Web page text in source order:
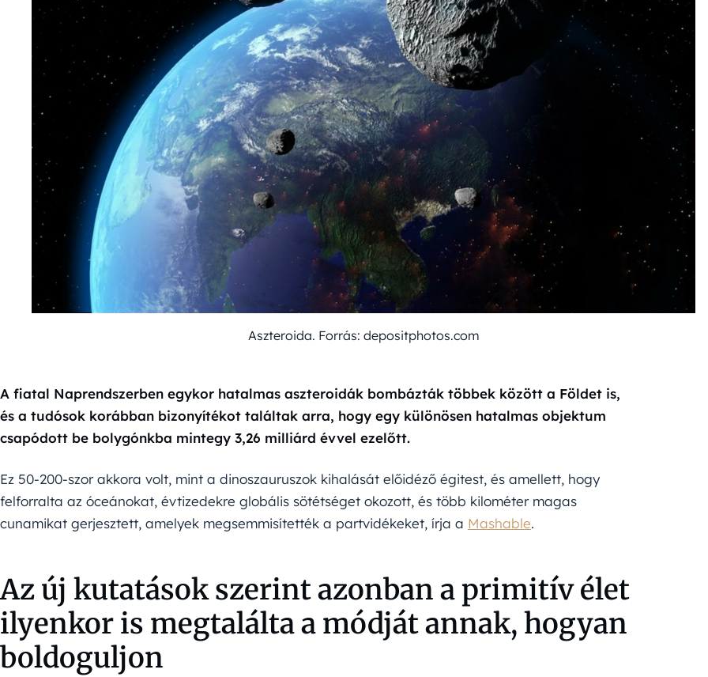
Aszteroida. Forrás: depositphotos.com
A fiatal Naprendszerben egykor hatalmas aszteroidák bombázták többek között a Földet is,
és a tudósok korábban bizonyítékot találtak arra, hogy egy különösen hatalmas objektum
csapódott be bolygónkba mintegy 3,26 milliárd évvel ezelőtt.
Ez 50-200-szor akkora volt, mint a dinoszauruszok kihalását előidéző égitest, és amellett, hogy
felforralta az óceánokat, évtizedekre globális sötétséget okozott, és több kilométer magas
cunamikat gerjesztett, amelyek megsemmisítették a partvidékeket, írja a Mashable.
Az új kutatások szerint azonban a primitív élet
ilyenkor is megtalálta a módját annak, hogyan
boldoguljon